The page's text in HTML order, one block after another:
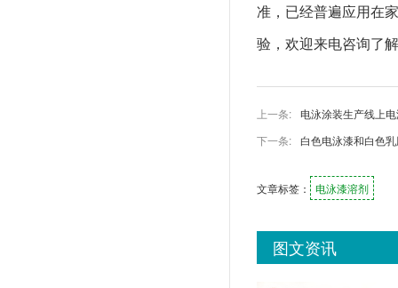
准，已经普遍应用在
验，欢迎来电咨询了
上一条:
电泳涂装生产线上
下一条:
白色电泳漆和白色
文章标签： 电泳漆溶剂
图文资讯